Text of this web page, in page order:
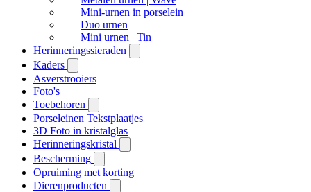
Mini-urnen in porselein
Duo urnen
Mini urnen | Tin
Herinneringssieraden
Kaders
Asverstrooiers
Foto's
Toebehoren
Porseleinen Tekstplaatjes
3D Foto in kristalglas
Herinneringskristal
Bescherming
Opruiming met korting
Dierenproducten